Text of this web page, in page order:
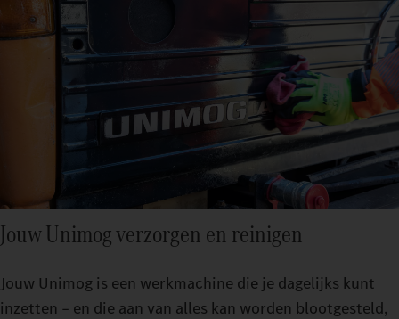
Jouw Unimog verzorgen en reinigen
Jouw Unimog is een werkmachine die je dagelijks kunt
inzetten – en die aan van alles kan worden blootgesteld,